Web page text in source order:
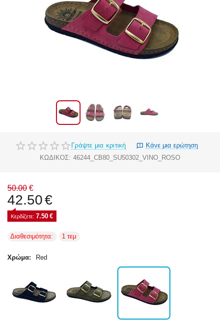
Γράψτε μια κριτική
Κάνε μια ερώτηση
ΚΩΔΙΚΟΣ: 46244_CB80_SU50302_VINO_ROSO
50.00 €
42.50€
Κερδίζετε: 7.50 €
Διαθεσιμότητα: 1 τεμ
Χρώμα: Red